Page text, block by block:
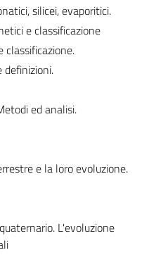
silicei, evaporitici.
e classificazione
classificazione.
definizioni.
ed analisi.
e la loro evoluzione.
L'evoluzione